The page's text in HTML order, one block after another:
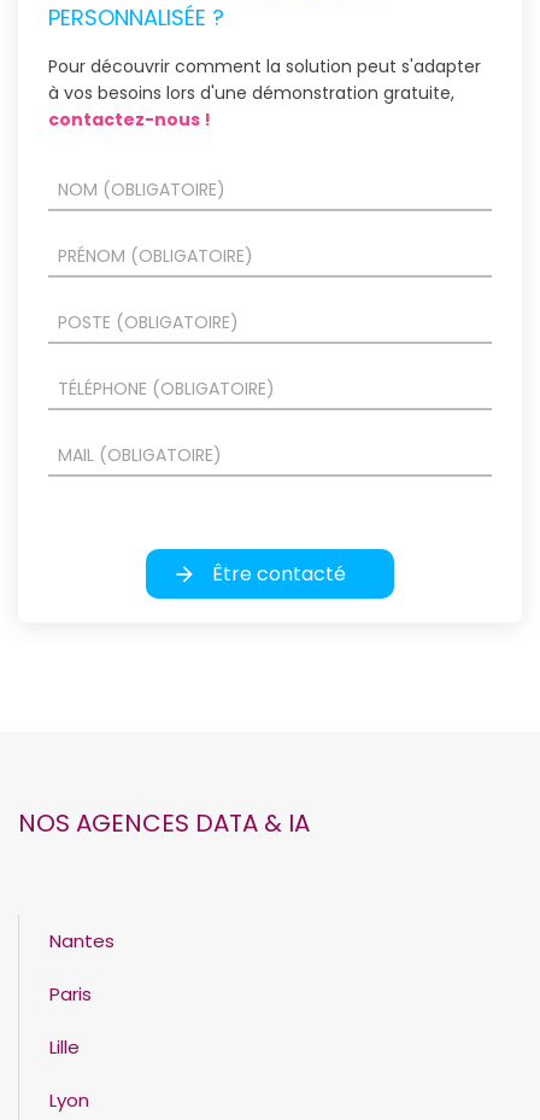
PERSONNALISÉE ?
Pour découvrir comment la solution peut s'adapter
à vos besoins lors d'une démonstration gratuite,
contactez-nous !
Être contacté
NOS AGENCES DATA & IA
Nantes
Paris
Lille
Lyon